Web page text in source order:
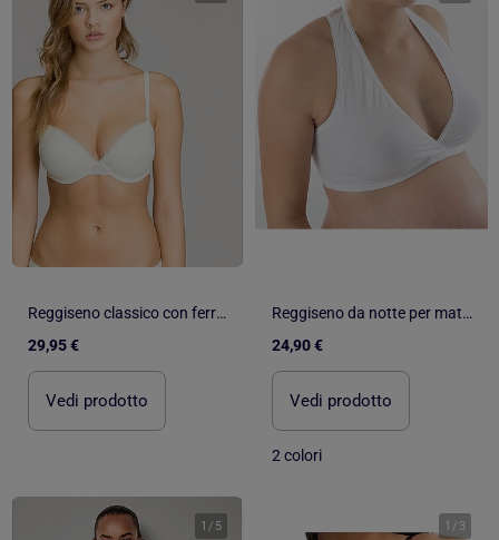
Reggiseno classico con ferretto e imbottitura in plumeti
29,95 €
Vedi prodotto
Reggiseno da notte per maternità con pizzo 'Bogema'
24,90 €
Vedi prodotto
2 colori
1 / 5 1 / 3